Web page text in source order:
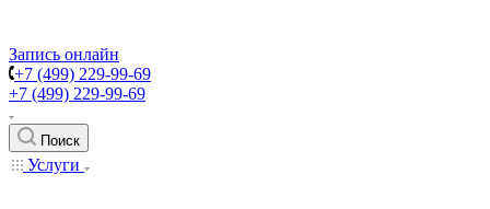
Запись онлайн
+7 (499) 229-99-69
+7 (499) 229-99-69
Поиск
Услуги